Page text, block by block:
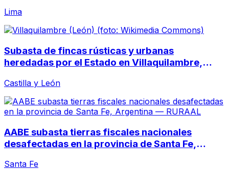
Lima
Subasta de fincas rústicas y urbanas
heredadas por el Estado en Villaquilambre,
Castilla y León
AABE subasta tierras fiscales nacionales
desafectadas en la provincia de Santa Fe,
Santa Fe